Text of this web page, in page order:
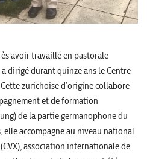
avoir travaillé en pastorale
dirigé durant quinze ans le Centre
zurichoise d’origine collabore
et de formation
de la partie germanophone du
accompagne au niveau national
association internationale de